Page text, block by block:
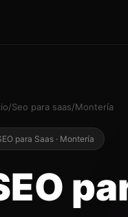
/Seo para saas/Montería
para Saas · Montería